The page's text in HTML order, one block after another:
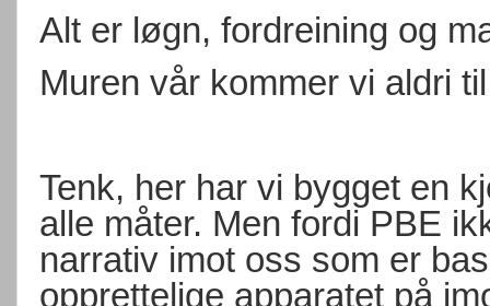
Alt er løgn, fordreining og
Muren vår kommer vi aldri
Tenk, her har vi bygget en
alle måter. Men fordi PBE
narrativ imot oss som er
opprettelige apparatet på